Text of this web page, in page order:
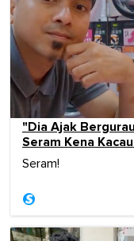
"Dia Ajak
Seram Kena
Seram!